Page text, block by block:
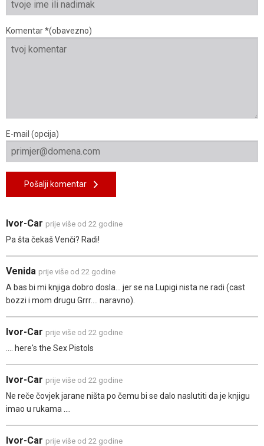
Komentar *(obavezno)
E-mail (opcija)
Pošalji komentar
Ivor-Car prije više od 22 godine
Pa šta čekaš Venči? Radi!
Venida prije više od 22 godine
A bas bi mi knjiga dobro dosla... jer se na Lupigi nista ne radi (cast
bozzi i mom drugu Grrr.... naravno).
Ivor-Car prije više od 22 godine
.... here's the Sex Pistols
Ivor-Car prije više od 22 godine
Ne reče čovjek jarane ništa po čemu bi se dalo naslutiti da je knjigu
imao u rukama ....
Ivor-Car prije više od 22 godine